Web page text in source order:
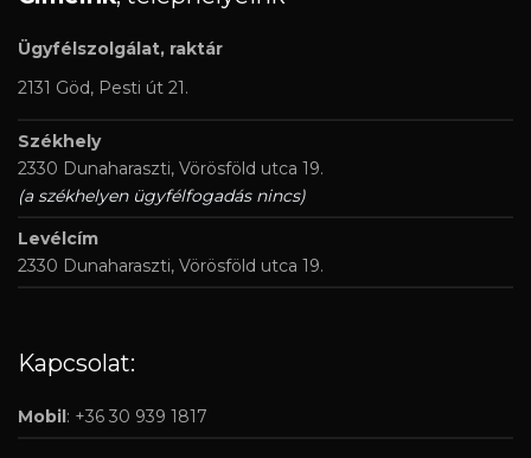
Ügyfélszolgálat, raktár
2131 Göd, Pesti út 21.
Székhely
2330 Dunaharaszti, Vörösföld utca 19.
(a székhelyen ügyfélfogadás nincs)
Levélcím
2330 Dunaharaszti, Vörösföld utca 19.
Kapcsolat:
Mobil: +36 30 939 1817